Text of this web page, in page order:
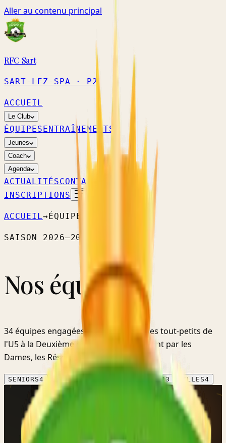
Aller au contenu principal
RFC Sart
SART-LEZ-SPA · P2
ACCUEIL
Le Club
ÉQUIPESENTRAÎNEMENTS
Jeunes
Coach
Agenda
ACTUALITÉSCONTACT
INSCRIPTIONS
ACCUEIL→ÉQUIPES
SAISON 2026–2027
Nos équipes.
34équipes engagées cette saison — des tout-petits de
l'U5à la Deuxième provinciale
, en passant par les
Dames, les Réserves et les Vétérans.
SENIORS4 DAMES2 JEUNES23 FILLES4